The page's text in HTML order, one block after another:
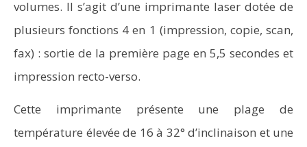
volumes. Il s’agit d’une imprimante laser dotée de
plusieurs fonctions 4 en 1 (impression, copie, scan,
fax) : sortie de la première page en 5,5 secondes et
impression recto-verso.
Cette imprimante présente une plage de
température élevée de 16 à 32° d’inclinaison et une